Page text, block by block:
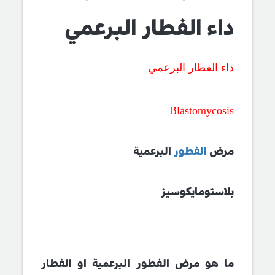
داء الفطار البرعمي
داء الفطار البرعمي
Blastomycosis
مرض الفطور البرعمية
بلاستومايكوسيز
ما هو مرض الفطور البرعمية او الفطار